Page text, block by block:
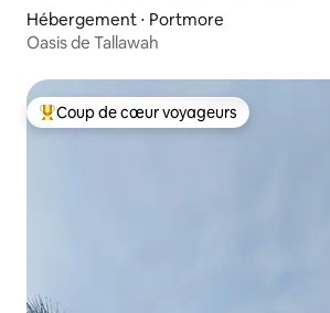
Hébergement ⋅ Portmore
Oasis de Tallawah
Coups de cœur voyageurs les plus
Coup de cœur voyageurs